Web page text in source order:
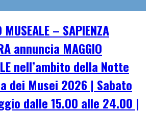
– SAPIENZA
annuncia MAGGIO
nell’ambito della Notte
dei Musei 2026 | Sabato
dalle 15.00 alle 24.00 |